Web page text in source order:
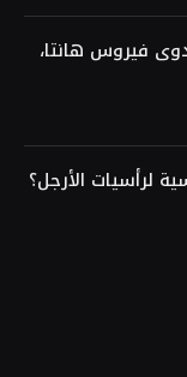
فيروس هانتا،
لرأسيات الأرجل؟